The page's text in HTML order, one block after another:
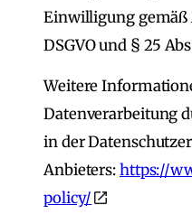
Einwilligung gemäß
DSGVO und § 25
Weitere
Datenverarbeitung
in der
Anbieters:https://
policy/